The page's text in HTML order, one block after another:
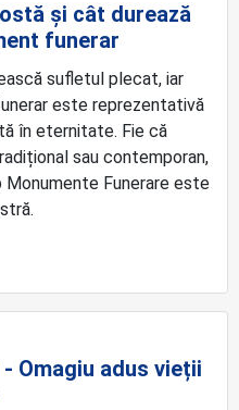
și cât durează
funerar
sufletul plecat, iar
este reprezentativă
în eternitate. Fie că
sau contemporan,
Monumente Funerare este
Omagiu adus vieții